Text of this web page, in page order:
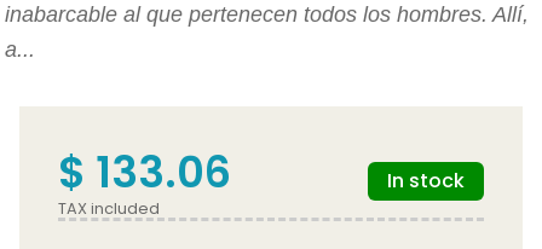
inabarcable al que pertenecen todos los hombres. Allí,
a...
$ 133.06
TAX included
In stock